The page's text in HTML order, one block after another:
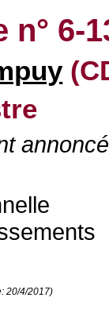
6-
20/4/2017)